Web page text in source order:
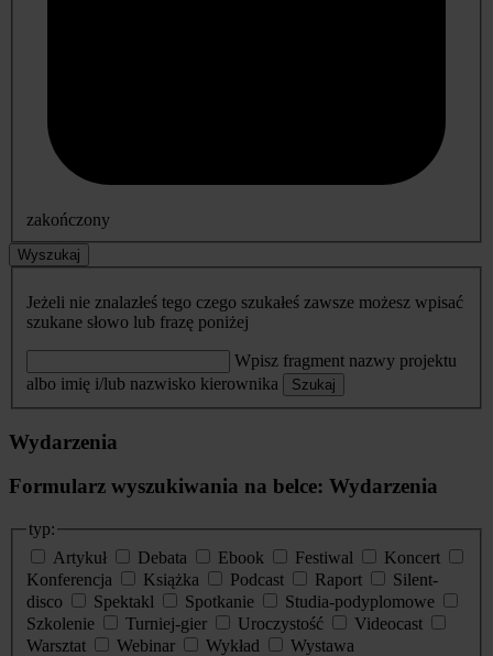
zakończony
Wyszukaj
Jeżeli nie znalazłeś tego czego szukałeś zawsze możesz wpisać
szukane słowo lub frazę poniżej
Wpisz fragment nazwy projektu
albo imię i/lub nazwisko kierownika
Szukaj
Wydarzenia
Formularz wyszukiwania na belce: Wydarzenia
typ:
Artykuł
Debata Ebook Festiwal
Koncert
Konferencja
Książka Podcast Raport
Silent-
disco
Spektakl Spotkanie
Studia-podyplomowe
Szkolenie
Turniej-gier Uroczystość
Videocast
Warsztat
Webinar Wykład
Wystawa